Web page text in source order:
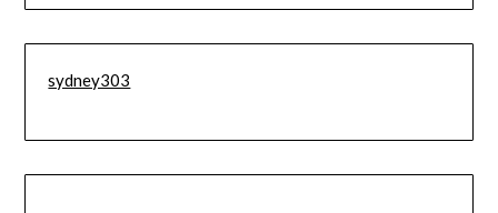
sydney303